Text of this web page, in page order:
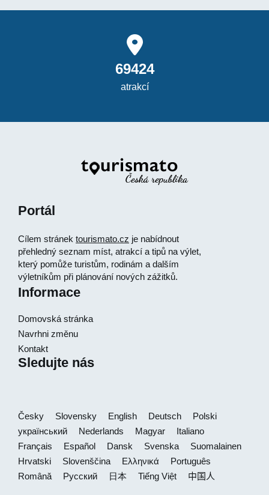
69424
atrakcí
Portál
Cílem stránek tourismato.cz je nabídnout
přehledný seznam míst, atrakcí a tipů na výlet,
který pomůže turistům, rodinám a dalším
výletníkům při plánování nových zážitků.
Informace
Domovská stránka
Navrhni změnu
Kontakt
Sledujte nás
Česky Slovensky English Deutsch
Polski
український
Nederlands Magyar
Italiano
Français
Español Dansk Svenska
Suomalainen
Hrvatski
Slovenščina Ελληνικά
Português
Română
Русский 日本 Tiếng Việt 中国人